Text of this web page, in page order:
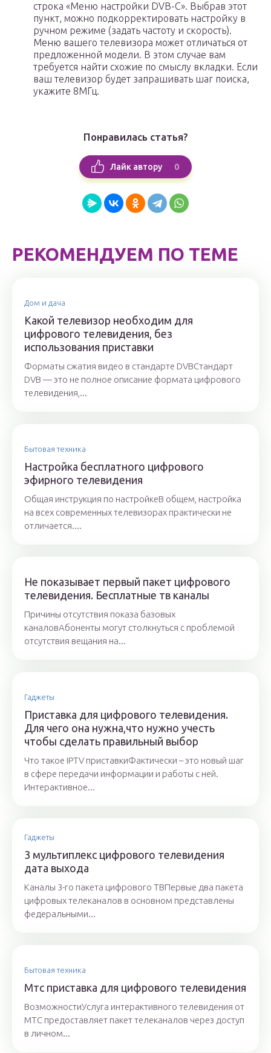
строка «Меню настройки DVB-C». Выбрав этот
пункт, можно подкорректировать настройку в
ручном режиме (задать частоту и скорость).
Меню вашего телевизора может отличаться от
предложенной модели. В этом случае вам
требуется найти схожие по смыслу вкладки. Если
ваш телевизор будет запрашивать шаг поиска,
укажите 8МГц.
Понравилась статья?
Лайк автору 0
РЕКОМЕНДУЕМ ПО ТЕМЕ
Дом и дача
Какой телевизор необходим для
цифрового телевидения, без
использования приставки
Форматы сжатия видео в стандарте DVBСтандарт
DVB — это не полное описание формата цифрового
телевидения,...
Бытовая техника
Настройка бесплатного цифрового
эфирного телевидения
Общая инструкция по настройкеВ общем, настройка
на всех современных телевизорах практически не
отличается....
Не показывает первый пакет цифрового
телевидения. Бесплатные тв каналы
Причины отсутствия показа базовых
каналовАбоненты могут столкнуться с проблемой
отсутствия вещания на...
Гаджеты
Приставка для цифрового телевидения.
Для чего она нужна,что нужно учесть
чтобы сделать правильный выбор
Что такое IPTV приставкиФактически – это новый шаг
в сфере передачи информации и работы с ней.
Интерактивное...
Гаджеты
3 мультиплекс цифрового телевидения
дата выхода
Каналы 3-го пакета цифрового ТВПервые два пакета
цифровых телеканалов в основном представлены
федеральными...
Бытовая техника
Мтс приставка для цифрового телевидения
ВозможностиУслуга интерактивного телевидения от
МТС предоставляет пакет телеканалов через доступ
в личном...